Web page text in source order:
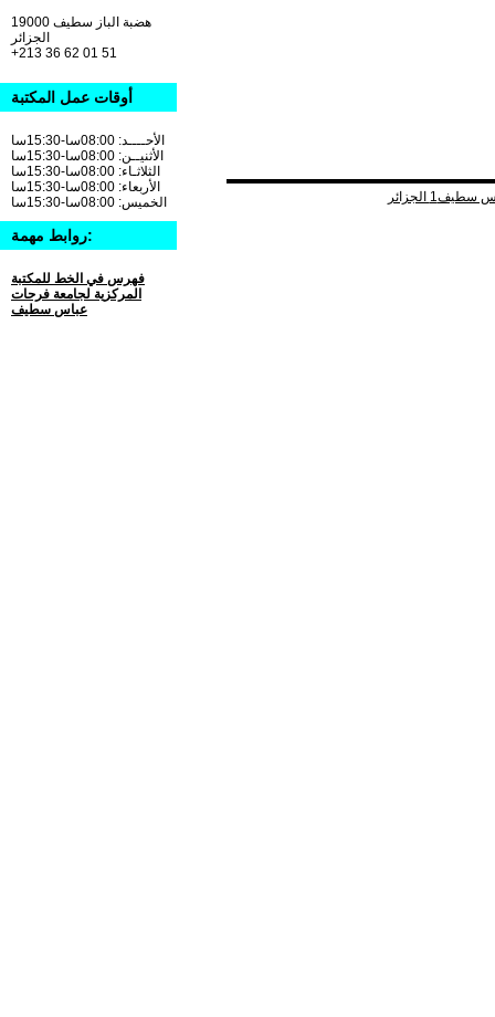
19000 هضبة الباز سطيف
+213 36 62 01 51
أوقات عمل المكتبة
الأحــــد: 08:00سا-15:30سا
الأثنيــن: 08:00سا-15:30سا
الثلاثـاء: 08:00سا-15:30سا
الأربعاء: 08:00سا-15:30سا
الخميس: 08:00سا-15:30سا
روابط مهمة:
فهرس في الخط للمكتبة
المركزية لجامعة فرحات
عباس سطيف